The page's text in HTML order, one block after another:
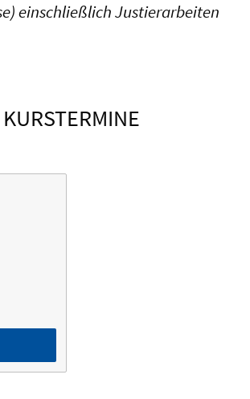
einschließlich Justierarbeiten
KURSTERMINE